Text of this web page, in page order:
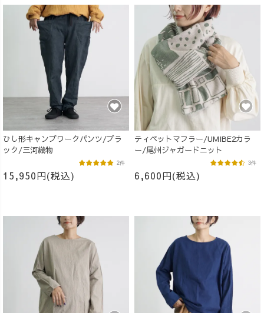
ひし形キャンプワークパンツ/ブラ
ック/三河織物
15,950円(税込)
2件
ティペットマフラー/UMIBE2カラ
ー/尾州ジャガードニット
6,600円(税込)
3件